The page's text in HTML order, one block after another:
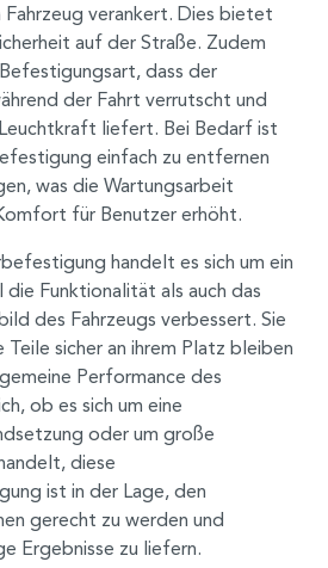
verankert. Dies bietet
auf der Straße. Zudem
dass der
der Fahrt verrutscht und
liefert. Bei Bedarf ist
einfach zu entfernen
was die Wartungsarbeit
für Benutzer erhöht.
handelt es sich um ein
Funktionalität als auch das
des Fahrzeugs verbessert. Sie
sicher an ihrem Platz bleiben
Performance des
ob es sich um eine
oder um große
diese
ist in der Lage, den
gerecht zu werden und
Ergebnisse zu liefern.